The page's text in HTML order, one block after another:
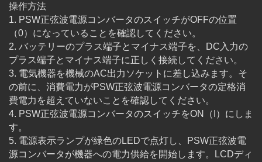
操作方法
1. PSW正弦波電源コンバータのスイッチがOFFの位置
（0）になっていることを確認してください。
2. バッテリーのプラス端子とマイナス端子を、DC入力の
プラス端子とマイナス端子に正しく接続してください。
3. 電気機器を機械のAC出力ソケットに差し込みます。そ
の前に、消費電力がPSW正弦波電源コンバータの定格消
費電力を超えていないことを確認してください。
4. PSW正弦波電源コンバータのスイッチをON（I）にしま
す。
5. 電源表示ランプが緑色のLEDで点灯し、PSW正弦波電
源コンバータが機器への電力供給を開始します。LCDディ